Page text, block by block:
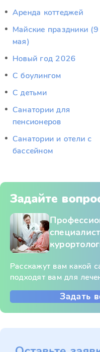
Аренда коттеджей
Майские праздники (9
мая)
Новый год 2026
С боулингом
С детьми
Санатории для
пенсионеров
Санатории и отели с
бассейном
Задайте
Расскажут вам какой
подходят вам для
Задать